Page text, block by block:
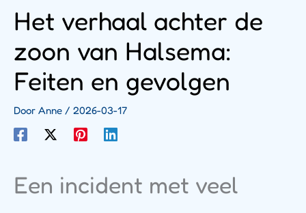
Het verhaal achter de
zoon van Halsema:
Feiten en gevolgen
Door Anne / 2026-03-17
Een incident met veel